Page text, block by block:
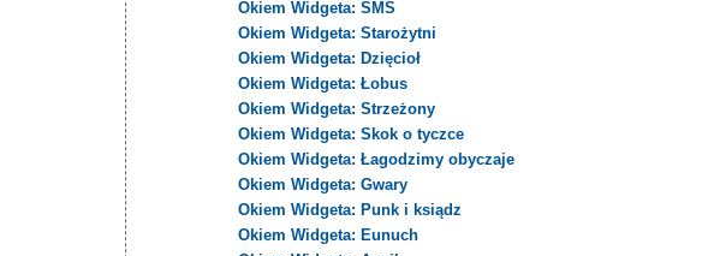
Okiem Widgeta: SMS
Okiem Widgeta: Starożytni
Okiem Widgeta: Dzięcioł
Okiem Widgeta: Łobus
Okiem Widgeta: Strzeżony
Okiem Widgeta: Skok o tyczce
Okiem Widgeta: Łagodzimy obyczaje
Okiem Widgeta: Gwary
Okiem Widgeta: Punk i ksiądz
Okiem Widgeta: Eunuch